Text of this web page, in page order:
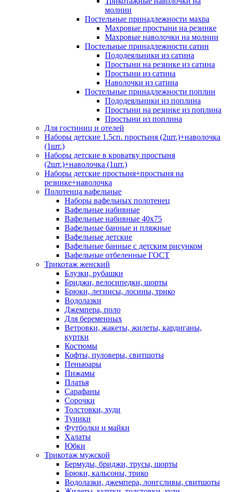
молнии
Постельные принадлежности махра
Махровые простыни на резинке
Махровые наволочки на молнии
Постельные принадлежности сатин
Пододеяльники из сатина
Простыни на резинке из сатина
Простыни из сатина
Наволочки из сатина
Постельные принадлежности поплин
Пододеяльники из поплина
Простыни на резинке из поплина
Простыни из поплина
Для гостиниц и отелей
Наборы детские 1.5сп. простыня (2шт.)+наволочка
(1шт.)
Наборы детские в кроватку простыня
(2шт.)+наволочка (1шт.)
Наборы детские простыня+простыня на
резинке+наволочка
Полотенца вафельные
Наборы вафельных полотенец
Вафельные набивные
Вафельные набивные 40х75
Вафельные банные и пляжные
Вафельные детские
Вафельные банные с детским рисунком
Вафельные отбеленные ГОСТ
Трикотаж женский
Блузки, рубашки
Бриджи, велосипедки, шорты
Брюки, легинсы, лосины, трико
Водолазки
Джемпера, поло
Для беременных
Ветровки, жакеты, жилеты, кардиганы,
куртки
Костюмы
Кофты, пуловеры, свитшоты
Пеньюары
Пижамы
Платья
Сарафаны
Сорочки
Толстовки, худи
Туники
Футболки и майки
Халаты
Юбки
Трикотаж мужской
Бермуды, бриджи, трусы, шорты
Брюки, кальсоны, трико
Водолазки, джемпера, лонгсливы, свитшоты